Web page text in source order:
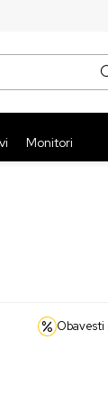
Monitori
Obavesti